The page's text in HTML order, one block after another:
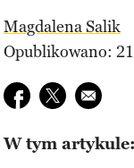
Magdalena Salik
Opublikowano:
Udostępnij na
Udostępnij
E-mail
W tym artykule: